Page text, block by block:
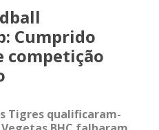
Cumprido
competição
Tigres qualificaram-